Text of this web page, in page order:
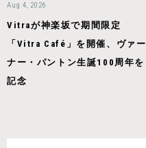
Aug 4, 2026
Vitraが神楽坂で期間限定
「Vitra Café」を開催、ヴァー
ナー・パントン生誕100周年を
記念